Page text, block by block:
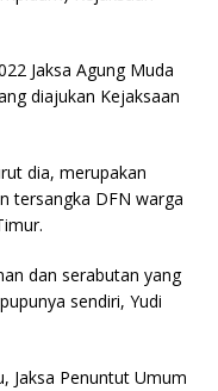
Jaksa Agung Muda
diajukan Kejaksaan
dia, merupakan
tersangka DFN warga
dan serabutan yang
sendiri, Yudi
Jaksa Penuntut Umum